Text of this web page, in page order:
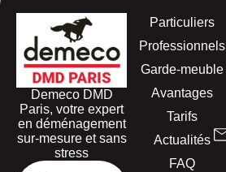
Demeco DMD
Paris, votre expert
en déménagement
sur-mesure et sans
stress
Particuliers
Professionnels
Garde-meuble
Avantages
Tarifs
Actualités
FAQ